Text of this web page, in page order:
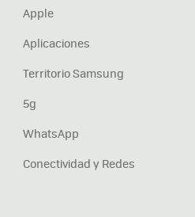
Apple
Aplicaciones
Territorio Samsung
5g
WhatsApp
Conectividad y Redes